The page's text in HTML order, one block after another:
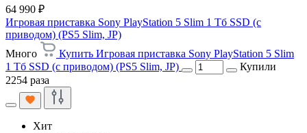
64 990 ₽
Игровая приставка Sony PlayStation 5 Slim 1 Тб SSD (c
приводом) (PS5 Slim, JP)
Много
Купить Игровая приставка Sony PlayStation 5 Slim
1 Тб SSD (c приводом) (PS5 Slim, JP)
Купили
2254 раза
Хит